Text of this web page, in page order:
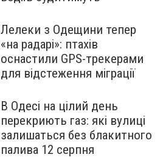
Лелеки з Одещини тепер
«на радарі»: птахів
оснастили GPS-трекерами
для відстеження міграції
В Одесі на цілий день
перекриють газ: які вулиці
залишаться без блакитного
палива 12 серпня